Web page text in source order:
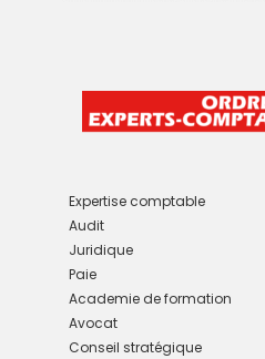
Expertise comptable
Audit
Juridique
Paie
Academie de formation
Avocat
Conseil stratégique